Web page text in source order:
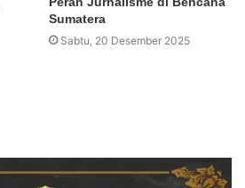
Sumatera
Sabtu, 20 Desember 2025